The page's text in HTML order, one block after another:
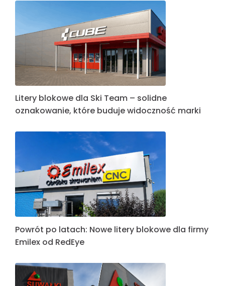
Litery blokowe dla Ski Team – solidne
oznakowanie, które buduje widoczność marki
Powrót po latach: Nowe litery blokowe dla firmy
Emilex od RedEye